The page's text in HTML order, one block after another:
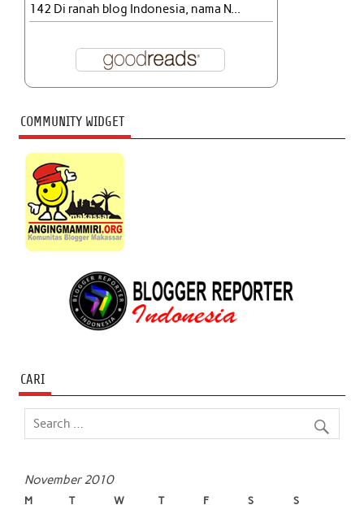
142 Di ranah blog Indonesia, nama N...
COMMUNITY WIDGET
CARI
November 2010
M T W T F S S